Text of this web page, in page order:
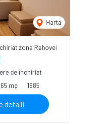
Harta
zona Rahovei
de închiriat
65 mp 1985
detalii